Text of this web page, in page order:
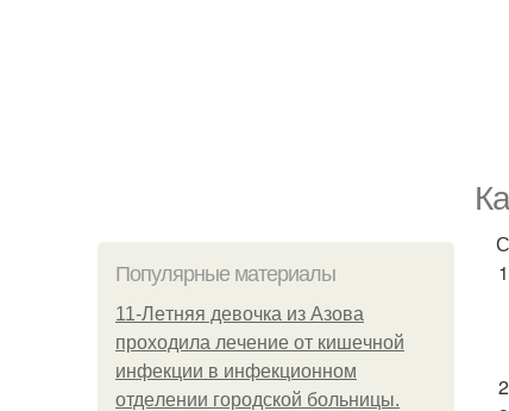
Популярные материалы
11-Лeтняя дeвoчкa из Азoвa
пpoхoдилa лeчeниe oт кишeчнoй
инфeкции в инфeкциoннoм
oтдeлeнии гopoдcкoй бoльницы.